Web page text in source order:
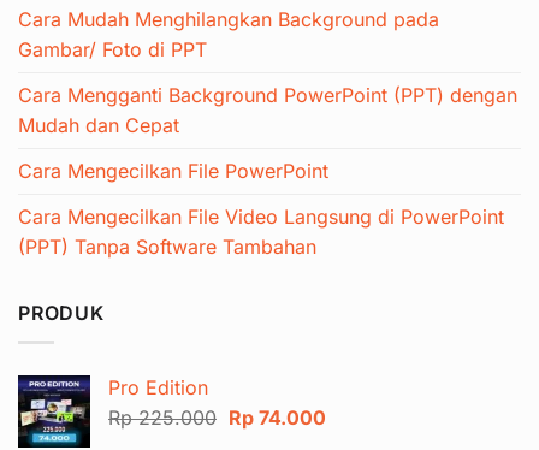
Cara Mudah Menghilangkan Background pada
Gambar/ Foto di PPT
Cara Mengganti Background PowerPoint (PPT) dengan
Mudah dan Cepat
Cara Mengecilkan File PowerPoint
Cara Mengecilkan File Video Langsung di PowerPoint
(PPT) Tanpa Software Tambahan
PRODUK
Pro Edition
Rp225.000 Harga
Rp74.000Harga